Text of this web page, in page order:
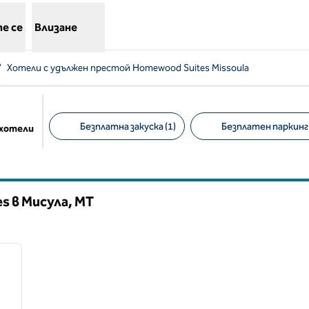
се Влизане
Хотели с удължен престой Homewood Suites Missoula
Безплатна закуска (1) Безплатен паркинг
в Мисула, MT
следващо изображение